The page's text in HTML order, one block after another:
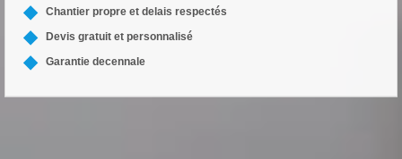
Chantier propre et delais respectés
Devis gratuit et personnalisé
Garantie decennale